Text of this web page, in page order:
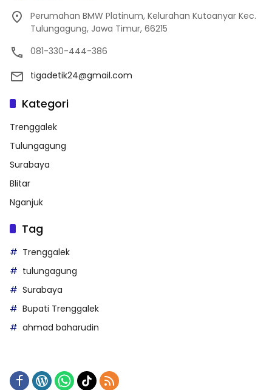
Perumahan BMW Platinum, Kelurahan Kutoanyar Kec.
Tulungagung, Jawa Timur, 66215
081-330-444-386
tigadetik24@gmail.com
Kategori
Trenggalek
Tulungagung
Surabaya
Blitar
Nganjuk
Tag
Trenggalek
tulungagung
Surabaya
Bupati Trenggalek
ahmad baharudin